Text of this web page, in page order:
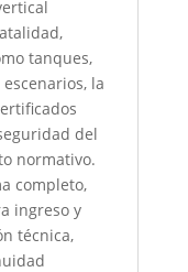
tanques,
la
del
normativo.
completo,
ingreso y
técnica,